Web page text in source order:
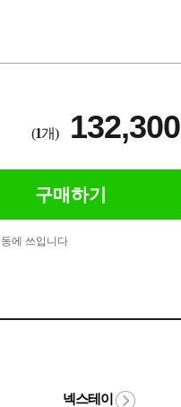
(1개) 132,300
구매하기
에 쓰입니다
넥스테이